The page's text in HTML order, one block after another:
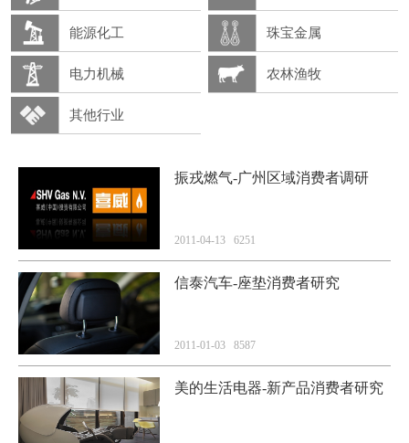
能源化工 珠宝金属
电力机械 农林渔牧
其他行业
振戎燃气-广州区域消费者调研
2011-04-13 6251
信泰汽车-座垫消费者研究
2011-01-03 8587
美的生活电器-新产品消费者研究